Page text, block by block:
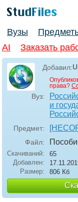
Вузы
AI
Заказать
Добавил:
права?
Вуз:
и
Предмет:
Файл:
Скачиваний:
65
Добавлен:
Размер:
806 Кб